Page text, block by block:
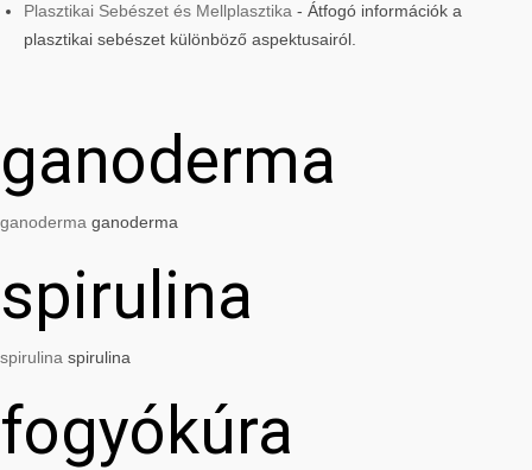
Plasztikai Sebészet és Mellplasztika - Átfogó információk a
plasztikai sebészet különböző aspektusairól.
ganoderma
ganoderma ganoderma
spirulina
spirulina spirulina
fogyókúra